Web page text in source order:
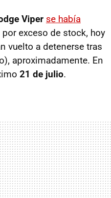
Viper se había
exceso de stock, hoy
vuelto a detenerse tras
aproximadamente. En
21 de julio.